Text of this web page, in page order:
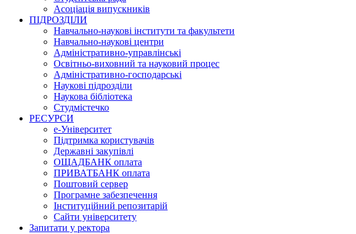
Асоціація випускників
ПІДРОЗДІЛИ
Навчально-наукові інститути та факультети
Навчально-наукові центри
Адміністративно-управлінські
Освітньо-виховний та науковий процес
Адміністративно-господарські
Наукові підрозділи
Наукова бібліотека
Студмістечко
РЕСУРСИ
е-Університет
Підтримка користувачів
Державні закупівлі
ОЩАДБАНК оплата
ПРИВАТБАНК оплата
Поштовий сервер
Програмне забезпечення
Інституційний репозитарій
Сайти університету
Запитати у ректора